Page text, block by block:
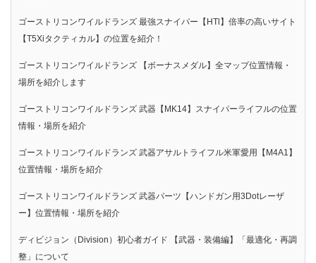
ゴーストリコンワイルドランズ 最強スナイパー【HTl】倍率の高いサイト
【T5Xiタクティカル】の位置を紹介！
ゴーストリコンワイルドランズ 【ボーナスメダル】全マップ位置情報・
場所を紹介します
ゴーストリコンワイルドランズ 武器【MK14】スナイパーライフルの位置
情報・場所を紹介
ゴーストリコンワイルドランズ 武器アサルトライフル米軍愛用【M4A1】
位置情報・場所を紹介
ゴーストリコンワイルドランズ 武器パーツ【ハンドガン用3Dotレーザ
ー】位置情報・場所を紹介
ディビジョン（Division）初心者ガイド 【武器・装備編】「最適化・再調
整」について